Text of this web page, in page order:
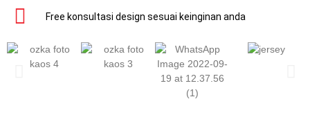
Free konsultasi design sesuai keinginan anda